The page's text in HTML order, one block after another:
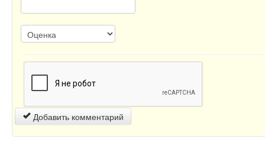
Добавить комментарий